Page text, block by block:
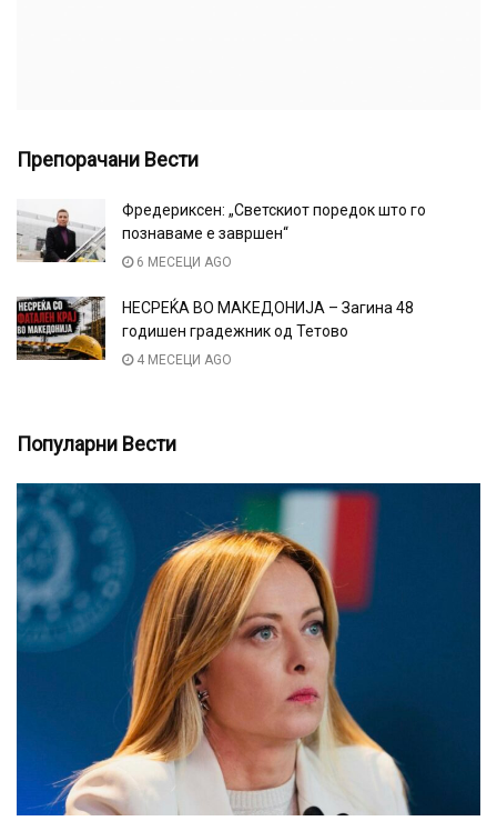
Препорачани Вести
Фредериксен: „Светскиот поредок што го
познаваме е завршен“
6 МЕСЕЦИ AGO
НЕСРЕЌА ВО МАКЕДОНИЈА – Загина 48
годишен градежник од Тетово
4 МЕСЕЦИ AGO
Популарни Вести